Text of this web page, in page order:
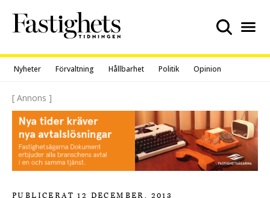
content
Nyheter Förvaltning Hållbarhet Politik Opinion
[ Annons ]
PUBLICERAT 12 DECEMBER, 2013